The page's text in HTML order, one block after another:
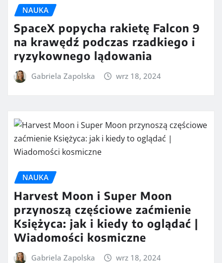
NAUKA
SpaceX popycha rakietę Falcon 9
na krawędź podczas rzadkiego i
ryzykownego lądowania
Gabriela Zapolska wrz 18, 2024
NAUKA
Harvest Moon i Super Moon
przynoszą częściowe zaćmienie
Księżyca: jak i kiedy to oglądać |
Wiadomości kosmiczne
Gabriela Zapolska wrz 18, 2024